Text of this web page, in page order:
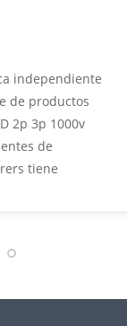
independiente
de productos
2p 3p 1000v
de
tiene
de fabricación